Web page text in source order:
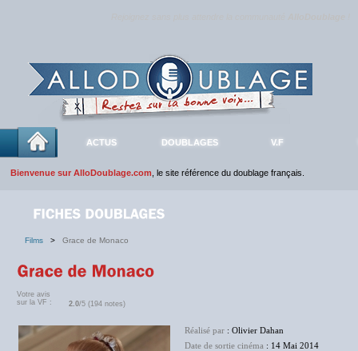
ACTUS DOUBLAGES V.F
Bienvenue sur AlloDoublage.com , le site référence du doublage français.
Films > Grace de Monaco
Votre avis
sur la VF :
2.0/5 (194 notes)
Réalisé par : Olivier Dahan
Date de sortie cinéma : 14 Mai 2014